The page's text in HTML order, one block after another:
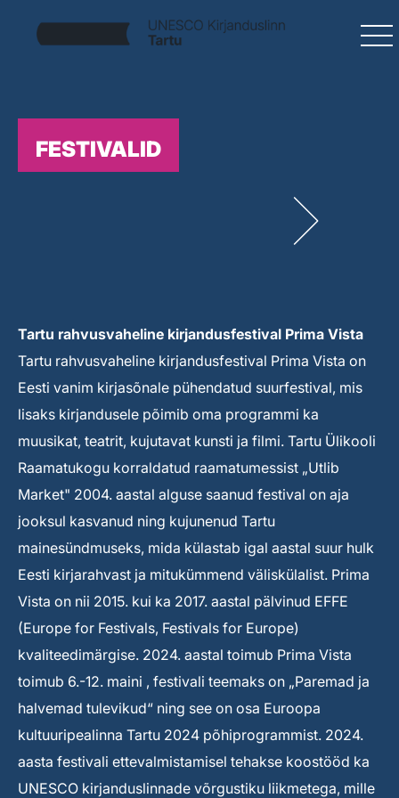
FESTIVALID
Tartu rahvusvaheline kirjandusfestival Prima Vista
Tartu rahvusvaheline kirjandusfestival Prima Vista on
Eesti vanim kirjasõnale pühendatud suurfestival, mis
lisaks kirjandusele põimib oma programmi ka
muusikat, teatrit, kujutavat kunsti ja filmi. Tartu Ülikooli
Raamatukogu korraldatud raamatumessist „Utlib
Market" 2004. aastal alguse saanud festival on aja
jooksul kasvanud ning kujunenud Tartu
mainesündmuseks, mida külastab igal aastal suur hulk
Eesti kirjarahvast ja mitukümmend väliskülalist. Prima
Vista on nii 2015. kui ka 2017. aastal pälvinud EFFE
(Europe for Festivals, Festivals for Europe)
kvaliteedimärgise. 2024. aastal toimub Prima Vista
toimub 6.-12. maini , festivali teemaks on „Paremad ja
halvemad tulevikud“ ning see on osa Euroopa
kultuuripealinna Tartu 2024 põhiprogrammist. 2024.
aasta festivali ettevalmistamisel tehakse koostööd ka
UNESCO kirjanduslinnade võrgustiku liikmetega, mille